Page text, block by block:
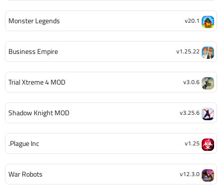
Monster Legends v20.1
Business Empire v1.25.22
Trial Xtreme 4 MOD v3.0.6
Shadow Knight MOD v3.25.6
Plague Inc. v1.25
War Robots v12.3.0